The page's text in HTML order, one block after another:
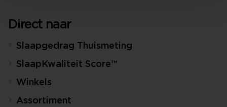
Direct naar
Slaapgedrag Thuismeting
SlaapKwaliteit Score™
Winkels
Assortiment